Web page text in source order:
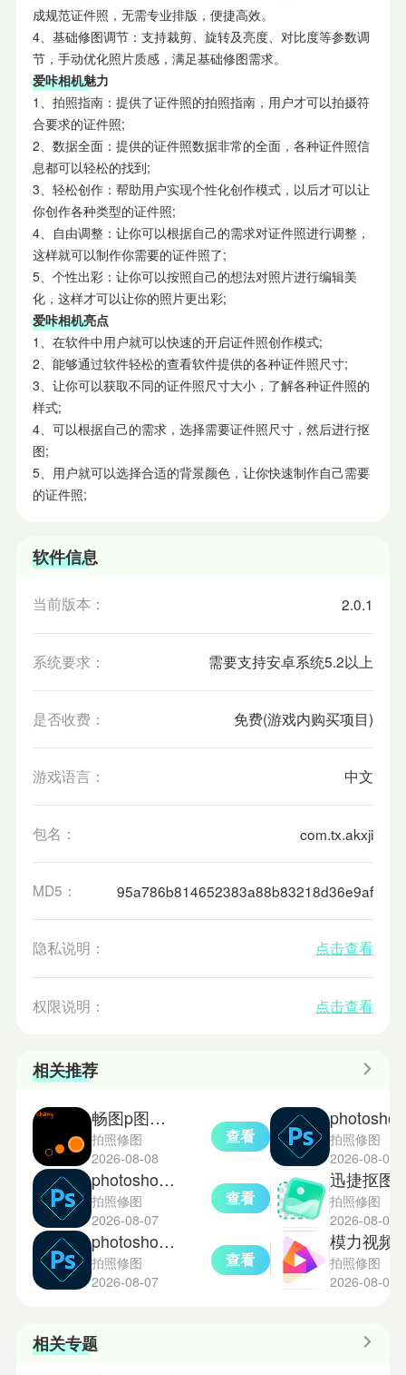
成规范证件照，无需专业排版，便捷高效。
4、基础修图调节：支持裁剪、旋转及亮度、对比度等参数调
节，手动优化照片质感，满足基础修图需求。
爱咔相机魅力
1、拍照指南：提供了证件照的拍照指南，用户才可以拍摄符
合要求的证件照;
2、数据全面：提供的证件照数据非常的全面，各种证件照信
息都可以轻松的找到;
3、轻松创作：帮助用户实现个性化创作模式，以后才可以让
你创作各种类型的证件照;
4、自由调整：让你可以根据自己的需求对证件照进行调整，
这样就可以制作你需要的证件照了;
5、个性出彩：让你可以按照自己的想法对照片进行编辑美
化，这样才可以让你的照片更出彩;
爱咔相机亮点
1、在软件中用户就可以快速的开启证件照创作模式;
2、能够通过软件轻松的查看软件提供的各种证件照尺寸;
3、让你可以获取不同的证件照尺寸大小，了解各种证件照的
样式;
4、可以根据自己的需求，选择需要证件照尺寸，然后进行抠
图;
5、用户就可以选择合适的背景颜色，让你快速制作自己需要
的证件照;
软件信息
当前版本： 2.0.1
系统要求： 需要支持安卓系统5.2以上
是否收费： 免费(游戏内购买项目)
游戏语言： 中文
包名： com.tx.akxji
MD5： 95a786b814652383a88b83218d36e9af
隐私说明： 点击查看
权限说明： 点击查看
相关推荐
畅图p图修图神器
拍照修图
2026-08-08
查看
photoshop手机版
拍照修图
2026-08-07
查看
photoshop免费版
拍照修图
2026-08-07
查看
拍照修图
2026-08-07
拍照修图
2026-08-05
拍照修图
2026-08-05
相关专题